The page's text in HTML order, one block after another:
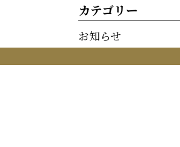
カテゴリー
お知らせ